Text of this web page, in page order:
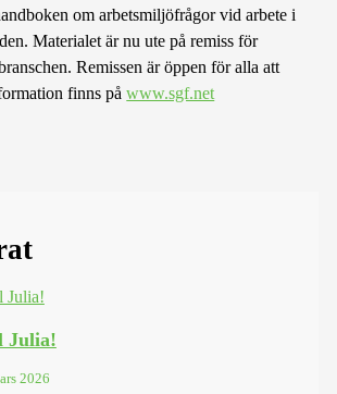
om arbetsmiljöfrågor vid arbete i
Materialet är nu ute på remiss för
Remissen är öppen för alla att
finns påwww.sgf.net
Julia!
2026